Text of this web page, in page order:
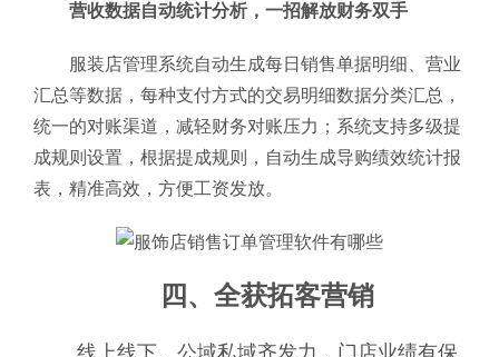
营收数据自动统计分析，一招解放财务双手
服装店管理系统自动生成每日销售单据明细、营业
汇总等数据，每种支付方式的交易明细数据分类汇总，
统一的对账渠道，减轻财务对账压力；系统支持多级提
成规则设置，根据提成规则，自动生成导购绩效统计报
表，精准高效，方便工资发放。
四、全获拓客营销
线上线下、公域私域齐发力，门店业绩有保